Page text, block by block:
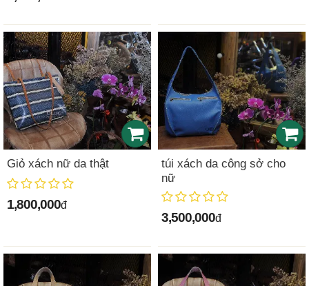
Giỏ xách nữ da thật
1,800,000đ
túi xách da công sở cho
nữ
3,500,000đ